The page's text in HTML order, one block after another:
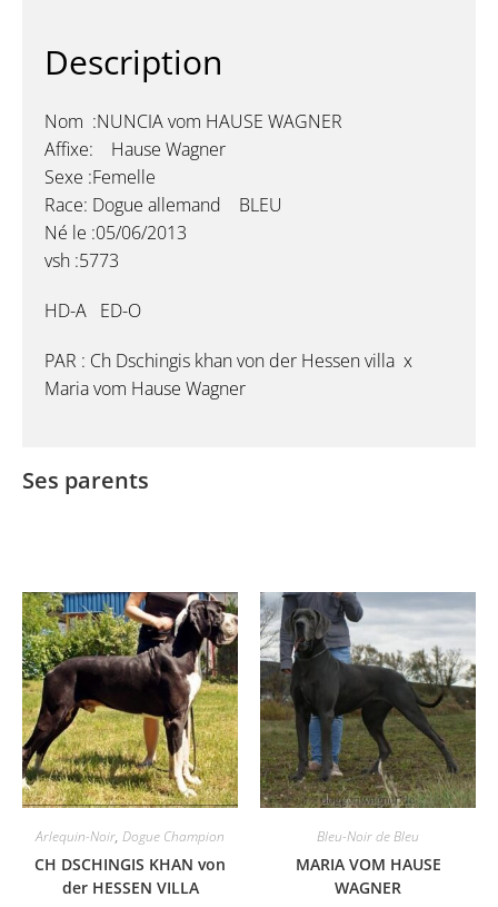
Description
Nom :NUNCIA vom HAUSE WAGNER
Affixe: Hause Wagner
Sexe :Femelle
Race: Dogue allemand BLEU
Né le :05/06/2013
vsh :5773
HD-A ED-O
PAR : Ch Dschingis khan von der Hessen villa x
Maria vom Hause Wagner
Ses parents
Arlequin-Noir, Dogue Champion
CH DSCHINGIS KHAN von
der HESSEN VILLA
Bleu-Noir de Bleu
MARIA VOM HAUSE
WAGNER